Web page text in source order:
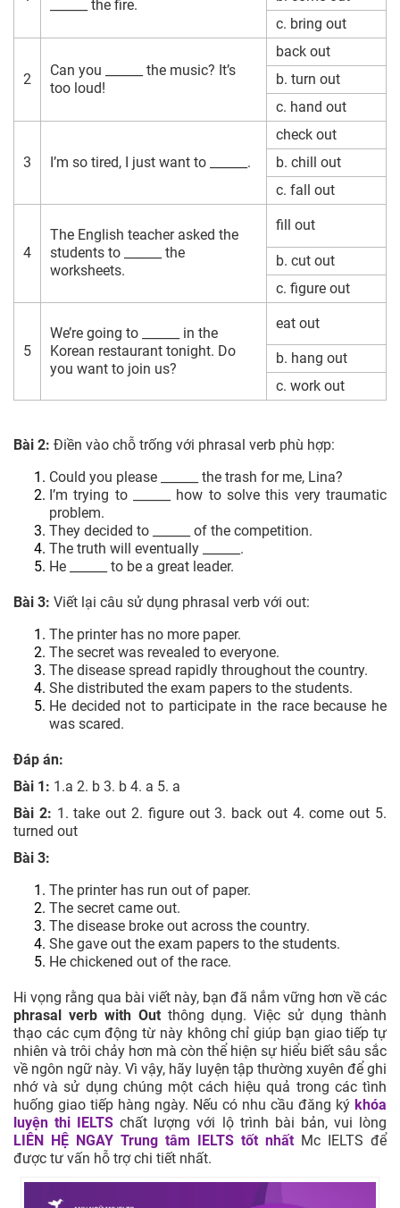
______ the fire.
c. bring out
2
Can you ______ the music? It’s
too loud!
back out
b. turn out
c. hand out
3 I’m so tired, I just want to ______.
check out
b. chill out
c. fall out
4
The English teacher asked the
students to ______ the
worksheets.
fill out
b. cut out
c. figure out
5
We’re going to ______ in the
Korean restaurant tonight. Do
you want to join us?
eat out
b. hang out
c. work out
Bài 2: Điền vào chỗ trống với phrasal verb phù hợp:
Could you please ______ the trash for me, Lina?
I’m trying to ______ how to solve this very traumatic
problem.
They decided to ______ of the competition.
The truth will eventually ______.
He ______ to be a great leader.
Bài 3: Viết lại câu sử dụng phrasal verb với out:
The printer has no more paper.
The secret was revealed to everyone.
The disease spread rapidly throughout the country.
She distributed the exam papers to the students.
He decided not to participate in the race because he
was scared.
Đáp án:
Bài 1: 1.a 2. b 3. b 4. a 5. a
Bài 2: 1. take out 2. figure out 3. back out 4. come out 5.
turned out
Bài 3:
The printer has run out of paper.
The secret came out.
The disease broke out across the country.
She gave out the exam papers to the students.
He chickened out of the race.
Hi vọng rằng qua bài viết này, bạn đã nắm vững hơn về các
phrasal verb with Out thông dụng. Việc sử dụng thành
thạo các cụm động từ này không chỉ giúp bạn giao tiếp tự
nhiên và trôi chảy hơn mà còn thể hiện sự hiểu biết sâu sắc
về ngôn ngữ này. Vì vậy, hãy luyện tập thường xuyên để ghi
nhớ và sử dụng chúng một cách hiệu quả trong các tình
huống giao tiếp hàng ngày. Nếu có nhu cầu đăng ký khóa
luyện thi IELTS chất lượng với lộ trình bài bản, vui lòng
LIÊN HỆ NGAY Trung tâm IELTS tốt nhất Mc IELTS để
được tư vấn hỗ trợ chi tiết nhất.